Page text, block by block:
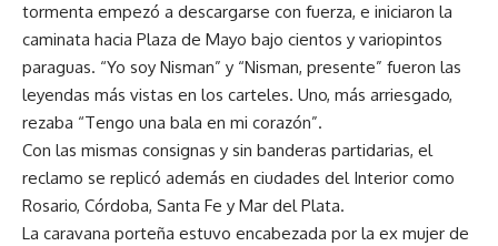
tormenta empezó a descargarse con fuerza, e iniciaron la
caminata hacia Plaza de Mayo bajo cientos y variopintos
paraguas. “Yo soy Nisman” y “Nisman, presente” fueron las
leyendas más vistas en los carteles. Uno, más arriesgado,
rezaba “Tengo una bala en mi corazón”.
Con las mismas consignas y sin banderas partidarias, el
reclamo se replicó además en ciudades del Interior como
Rosario, Córdoba, Santa Fe y Mar del Plata.
La caravana porteña estuvo encabezada por la ex mujer de